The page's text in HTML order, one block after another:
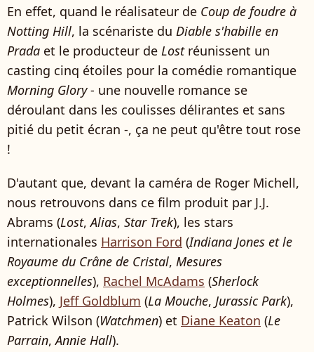
En effet, quand le réalisateur de Coup de foudre à
Notting Hill, la scénariste du Diable s'habille en
Prada et le producteur de Lostréunissent un
casting cinq étoiles pour la comédie romantique
Morning Glory- une nouvelle romance se
déroulant dans les coulisses délirantes et sans
pitié du petit écran -, ça ne peut qu'être tout rose
!
D'autant que, devant la caméra de Roger Michell,
nous retrouvons dans ce film produit par J.J.
Abrams (Lost,Alias, Star Trek), les stars
internationales Harrison Ford (Indiana Jones et le
Royaume du Crâne de Cristal, Mesures
exceptionnelles), Rachel McAdams (Sherlock
Holmes), Jeff Goldblum (La Mouche, Jurassic Park),
Patrick Wilson (Watchmen) et Diane Keaton (Le
Parrain,Annie Hall).